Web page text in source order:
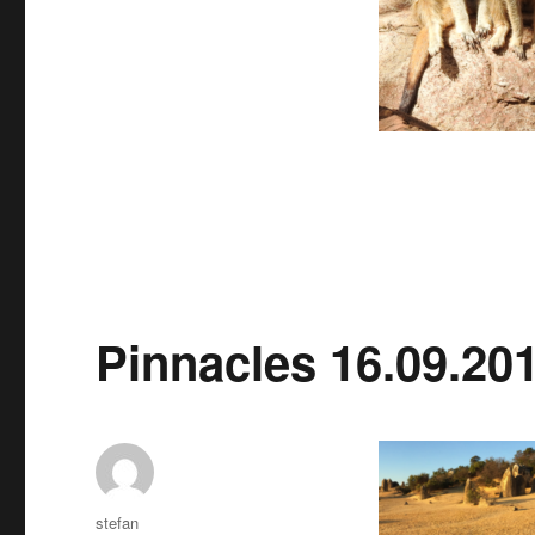
Pinnacles
Autor
stefan